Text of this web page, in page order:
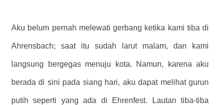
Aku belum pernah melewati gerbang ketika kami tiba di
Ahrensbach; saat itu sudah larut malam, dan kami
langsung bergegas menuju kota. Namun, karena aku
berada di sini pada siang hari, aku dapat melihat gurun
putih seperti yang ada di Ehrenfest. Lautan tiba-tiba